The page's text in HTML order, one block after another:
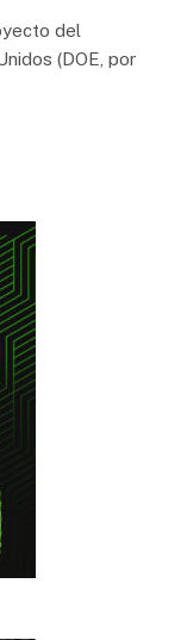
del
(DOE, por